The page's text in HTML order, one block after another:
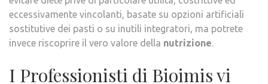
eccessivamente vincolanti, basate su opzioni artificiali
sostitutive dei pasti o su inutili integratori, ma potrete
invece riscoprire il vero valore della nutrizione.
I Professionisti di Bioimis vi